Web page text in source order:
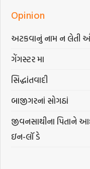
Opinion
અટકવાનું નામ ન લેતી
ગેંગસ્ટર મા
સિદ્ધાંતવાદી
બાજીગરનાં સોગઠાં
જીવનસાથીના પિતાને
ઇન-લૉ ડે